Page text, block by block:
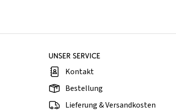
UNSER SERVICE
Kontakt
Bestellung
Lieferung & Versandkosten